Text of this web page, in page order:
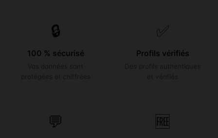
🔒
100 % sécurisé
✅
Profils vérifiés
💬 🆓